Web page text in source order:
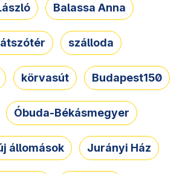
Balassa Anna
szálloda
körvasút Budapest150
Óbuda-Békásmegyer
állomások Jurányi Ház